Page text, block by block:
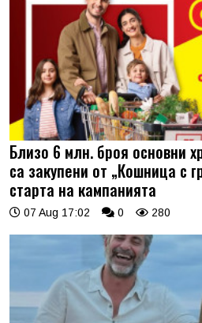
Близо 6 млн. броя основни
са закупени от „Кошница с
старта на кампанията
07 Aug 17:02 0 280